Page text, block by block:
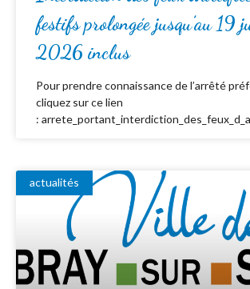
festifs prolongée jusqu’au 19
2026 inclus
Pour prendre connaissance de l’arrêté
cliquez sur ce lien
:
actualités